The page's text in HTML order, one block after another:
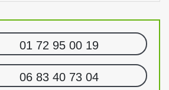
01 72 95 00 19
06 83 40 73 04